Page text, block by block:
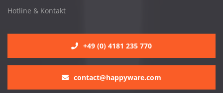
Hotline & Kontakt
+49 (0) 4181 235 770
contact@happyware.com